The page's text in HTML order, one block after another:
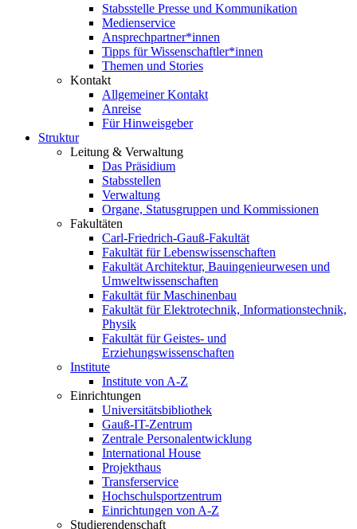
Stabsstelle Presse und Kommunikation
Medienservice
Ansprechpartner*innen
Tipps für Wissenschaftler*innen
Themen und Stories
Kontakt
Allgemeiner Kontakt
Anreise
Für Hinweisgeber
Struktur
Leitung & Verwaltung
Das Präsidium
Stabsstellen
Verwaltung
Organe, Statusgruppen und Kommissionen
Fakultäten
Carl-Friedrich-Gauß-Fakultät
Fakultät für Lebenswissenschaften
Fakultät Architektur, Bauingenieurwesen und
Umweltwissenschaften
Fakultät für Maschinenbau
Fakultät für Elektrotechnik, Informationstechnik,
Physik
Fakultät für Geistes- und
Erziehungswissenschaften
Institute
Institute von A-Z
Einrichtungen
Universitätsbibliothek
Gauß-IT-Zentrum
Zentrale Personalentwicklung
International House
Projekthaus
Transferservice
Hochschulsportzentrum
Einrichtungen von A-Z
Studierendenschaft